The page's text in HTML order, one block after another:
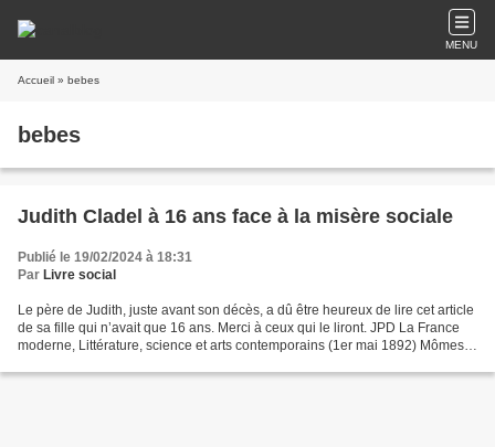
MENU
Accueil » bebes
bebes
Judith Cladel à 16 ans face à la misère sociale
Publié le 19/02/2024 à 18:31
Par Livre social
Le père de Judith, juste avant son décès, a dû être heureux de lire cet article
de sa fille qui n’avait que 16 ans. Merci à ceux qui le liront. JPD La France
moderne, Littérature, science et arts contemporains (1er mai 1892) Mômes